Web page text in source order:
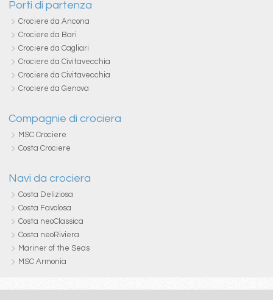
Porti di partenza
Crociere da Ancona
Crociere da Bari
Crociere da Cagliari
Crociere da Civitavecchia
Crociere da Civitavecchia
Crociere da Genova
Compagnie di crociera
MSC Crociere
Costa Crociere
Navi da crociera
Costa Deliziosa
Costa Favolosa
Costa neoClassica
Costa neoRiviera
Mariner of the Seas
MSC Armonia